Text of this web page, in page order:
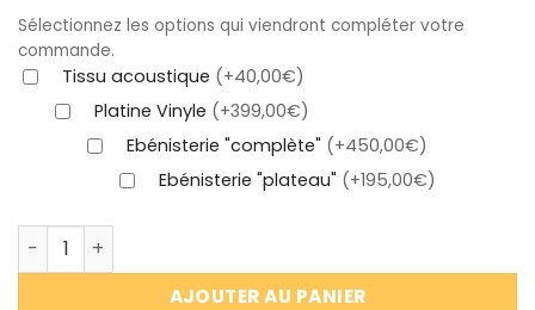
Sélectionnez les options qui viendront compléter votre
commande.
Tissu acoustique (+40,00€)
Platine Vinyle (+399,00€)
Ebénisterie "complète" (+450,00€)
Ebénisterie "plateau" (+195,00€)
quantité de Rénovation ancien meuble radio /
AJOUTER AU PANIER